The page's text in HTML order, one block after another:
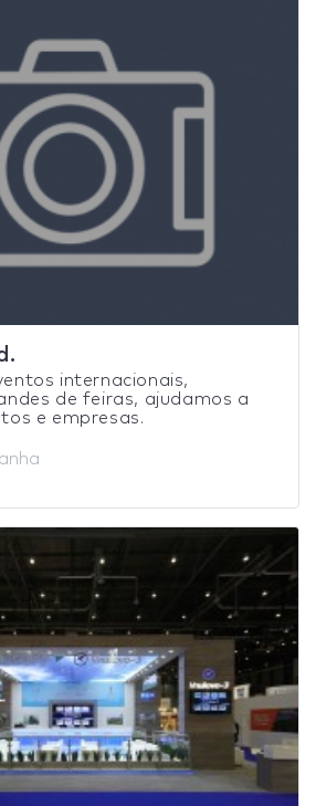
internacionais,
de feiras, ajudamos a
e empresas.